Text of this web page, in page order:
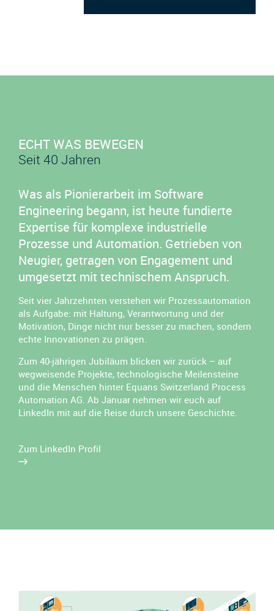
ECHT WAS BEWEGEN
Seit 40 Jahren
Was als Pionierarbeit im Software
Engineering begann, ist heute fundierte
Expertise für komplexe industrielle
Prozesse und Automation. Getrieben von
Neugier, getragen von Engagement und
umgesetzt mit technischem Anspruch.
Seit vier Jahrzehnten verstehen wir Prozessautomation
als Aufgabe: mit Haltung, Verantwortung und der
Motivation, Dinge nicht nur besser zu machen, sondern
echte Innovationen zu prägen.
Zum 40-jährigen Jubiläum blicken wir zurück – auf
wegweisende Projekte, technologische Meilensteine
und die Menschen hinter Equans Switzerland Process
Automation AG. Ab Januar nehmen wir euch auf
LinkedIn mit auf die Reise durch unsere Geschichte.
Zum LinkedIn Profil